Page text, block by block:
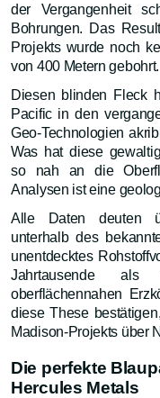
der Vergangenheit
Bohrungen. Das
Projekts wurde noch
von 400 Metern gebohrt.
Diesen blinden Fleck
Pacific in den
Geo-Technologien
Was hat diese
so nah an die
Analysen ist eine
Alle Daten deuten
unterhalb des
unentdecktes
Jahrtausende
oberflächennahen
diese These
Madison-Projekts über
Die perfekte
Hercules Metals